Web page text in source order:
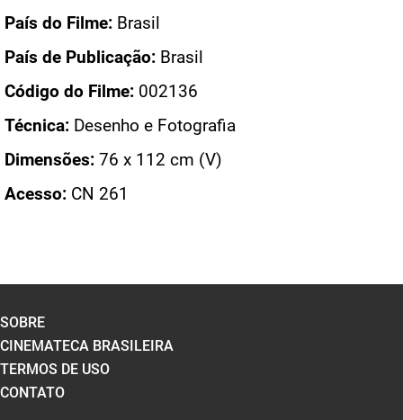
País do Filme: Brasil
País de Publicação: Brasil
Código do Filme: 002136
Técnica: Desenho e Fotografia
Dimensões: 76 x 112 cm (V)
Acesso: CN 261
SOBRE
CINEMATECA BRASILEIRA
TERMOS DE USO
CONTATO